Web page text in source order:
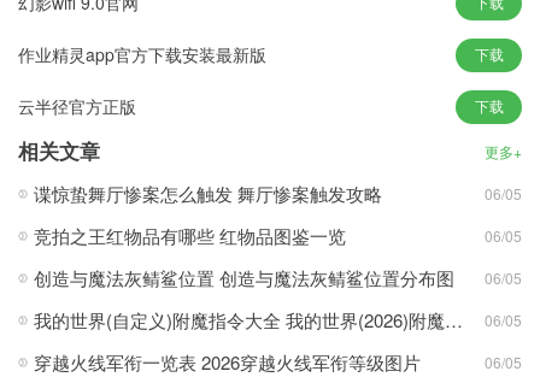
4、内置了简易美观的新标签页，不需要首页也可以去直接的使用了
特色：
1、小智双核浏览器可以访问全部网站，需要打开的网站都可以在软
件顶部输入域名地址
2、浏览器运行起来十分的快速而且特别的方便，可以将最常用和最
热门的网站去定制到新的标签页，
次访问的网页地址
4、内置简易美观的新标签页，不再需要首页也不怕流氓修改首页了
作业精灵app官方下载安装最新版 下载
云半径官方正版 下载
相关文章 更多+
谍惊蛰舞厅惨案怎么触发 舞厅惨案触发攻略 06/05
竞拍之王红物品有哪些 红物品图鉴一览 06/05
创造与魔法灰鲭鲨位置 创造与魔法灰鲭鲨位置分布图 06/05
我的世界(自定义)附魔指令大全 我的世界(2026)附魔指令代码大全 06/05
穿越火线军衔一览表 2026穿越火线军衔等级图片 06/05